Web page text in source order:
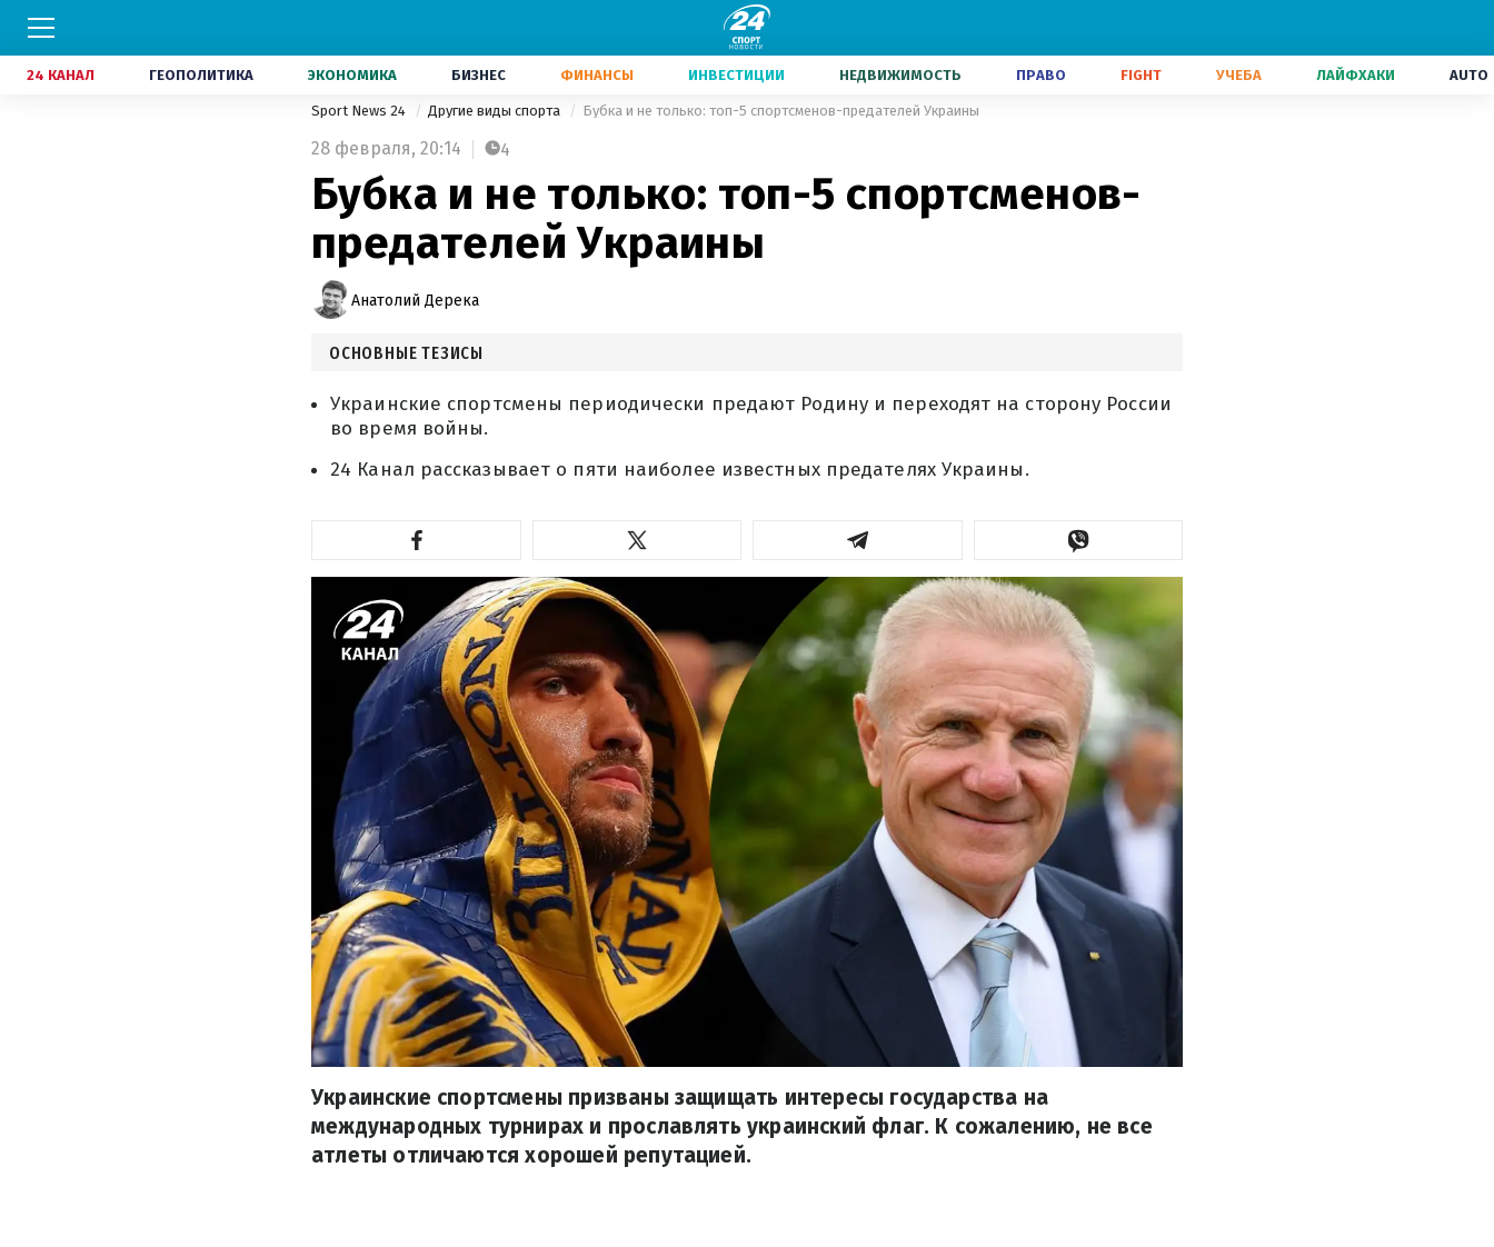
24 КАНАЛ ГЕОПОЛИТИКА ЭКОНОМИКА БИЗНЕС ФИНАНСЫ ИНВЕСТИЦИИ НЕДВИЖИМОСТЬ ПРАВО FIGHT УЧЕБА ЛАЙФХАКИ AUTO
Sport News 24 Другие виды спорта Бубка и не только: топ-5 спортсменов-предателей Украины
28 февраля, 20:14 4
Бубка и не только: топ-5 спортсменов-
предателей Украины
Анатолий Дерека
ОСНОВНЫЕ ТЕЗИСЫ
Украинские спортсмены периодически предают Родину и переходят на сторону России
во время войны.
24 Канал рассказывает о пяти наиболее известных предателях Украины.
Украинские спортсмены призваны защищать интересы государства на
международных турнирах и прославлять украинский флаг. К сожалению, не все
атлеты отличаются хорошей репутацией.